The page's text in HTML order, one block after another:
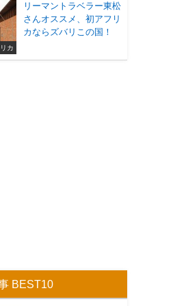
カ
リーマントラベラー東松
さんオススメ、初アフリ
カならズバリこの国！
BEST10